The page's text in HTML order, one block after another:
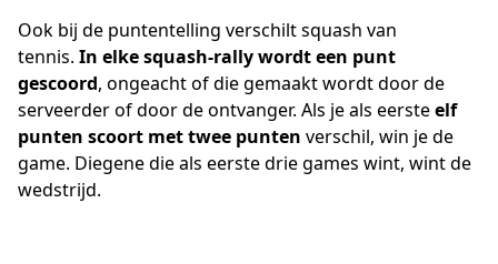
Ook bij de puntentelling verschilt squash van
tennis. In elke squash-rally wordt een punt
gescoord, ongeacht of die gemaakt wordt door de
serveerder of door de ontvanger. Als je als eersteelf
punten scoort met twee punten verschil, win je de
game. Diegene die als eerste drie games wint, wint de
wedstrijd.